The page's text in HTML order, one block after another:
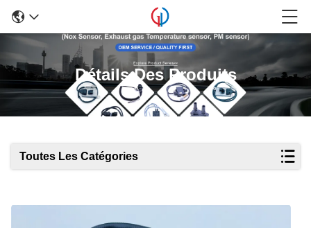
Détails Des Produits
Toutes Les Catégories